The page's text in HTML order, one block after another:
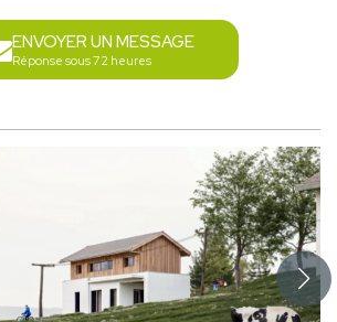
ENVOYER UN MESSAGE
Réponse sous 72 heures